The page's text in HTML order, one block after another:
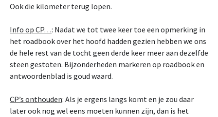
Ook die kilometer terug lopen.
Info op CP…: Nadat we tot twee keer toe een opmerking in
het roadbook over het hoofd hadden gezien hebben we ons
de hele rest van de tocht geen derde keer meer aan dezelfde
steen gestoten. Bijzonderheden markeren op roadbook en
antwoordenblad is goud waard.
CP’s onthouden: Als je ergens langs komt en je zou daar
later ook nog wel eens moeten kunnen zijn, dan is het